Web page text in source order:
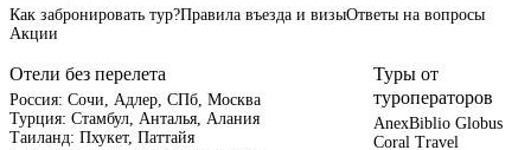
Как забронировать тур?Правила въезда и визыОтветы на вопросы
Акции
Отели без перелета
Россия: Сочи, Адлер, СПб, Москва
Турция: Стамбул, Анталья, Алания
Таиланд: Пхукет, Паттайя
Туры от
туроператоров
AnexBiblio Globus
Coral Travel